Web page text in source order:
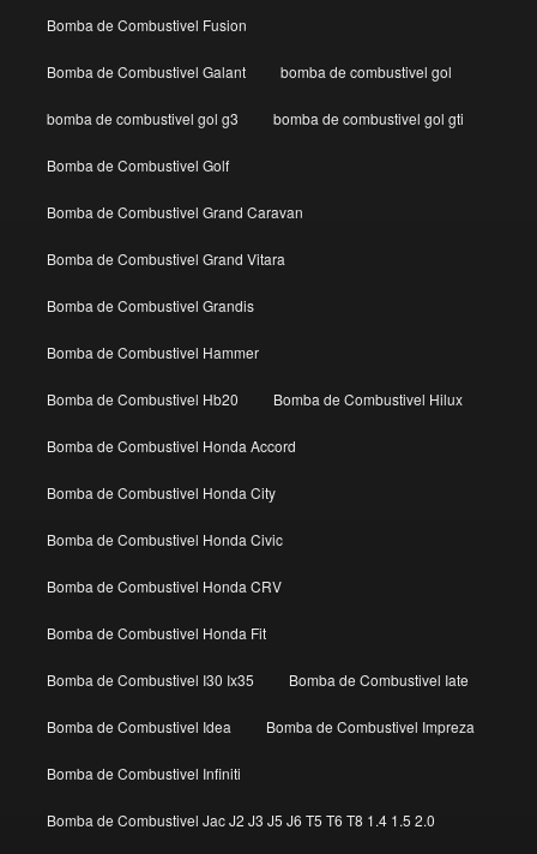
Bomba de Combustivel Fusion
Bomba de Combustivel Galant bomba de combustivel gol
bomba de combustivel gol g3 bomba de combustivel gol gti
Bomba de Combustivel Golf
Bomba de Combustivel Grand Caravan
Bomba de Combustivel Grand Vitara
Bomba de Combustivel Grandis
Bomba de Combustivel Hammer
Bomba de Combustivel Hb20 Bomba de Combustivel Hilux
Bomba de Combustivel Honda Accord
Bomba de Combustivel Honda City
Bomba de Combustivel Honda Civic
Bomba de Combustivel Honda CRV
Bomba de Combustivel Honda Fit
Bomba de Combustivel I30 Ix35 Bomba de Combustivel Iate
Bomba de Combustivel Idea Bomba de Combustivel Impreza
Bomba de Combustivel Infiniti
Bomba de Combustivel Jac J2 J3 J5 J6 T5 T6 T8 1.4 1.5 2.0